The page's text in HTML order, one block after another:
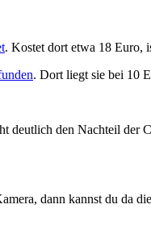
. Kostet dort etwa 18 Euro,
. Dort liegt sie bei 10
den Nachteil der
dann kannst du da